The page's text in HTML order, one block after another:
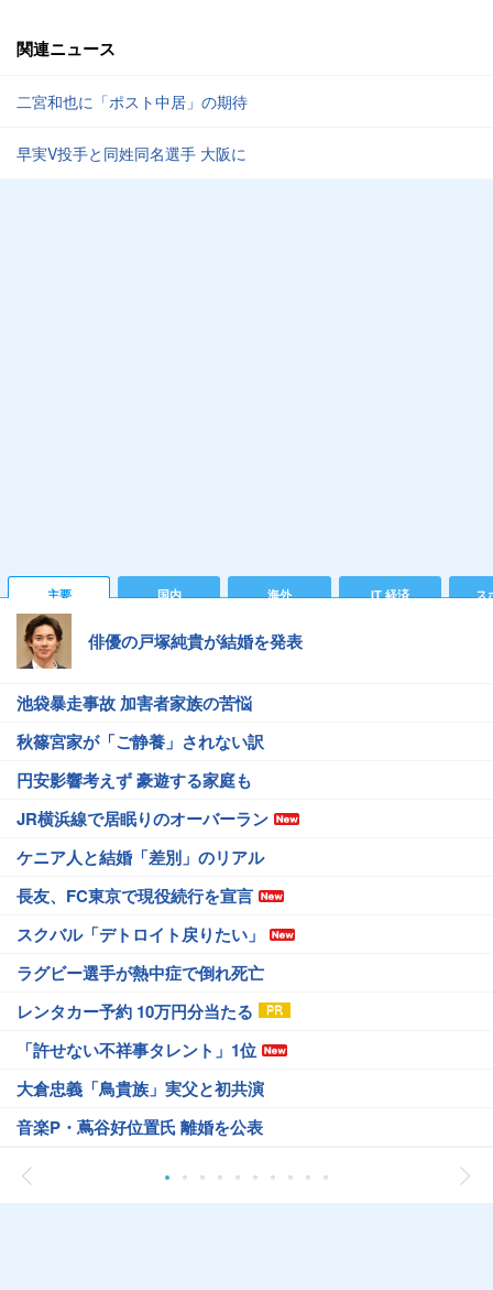
関連ニュース
二宮和也に「ポスト中居」の期待
早実V投手と同姓同名選手 大阪に
主要 国内 海外 IT 経済 ス
俳優の戸塚純貴が結婚を発表
池袋暴走事故 加害者家族の苦悩
秋篠宮家が「ご静養」されない訳
円安影響考えず 豪遊する家庭も
JR横浜線で居眠りのオーバーラン
ケニア人と結婚「差別」のリアル
長友、FC東京で現役続行を宣言
スクバル「デトロイト戻りたい」
ラグビー選手が熱中症で倒れ死亡
レンタカー予約 10万円分当たる
「許せない不祥事タレント」1位
大倉忠義「鳥貴族」実父と初共演
音楽P・蔦谷好位置氏 離婚を公表